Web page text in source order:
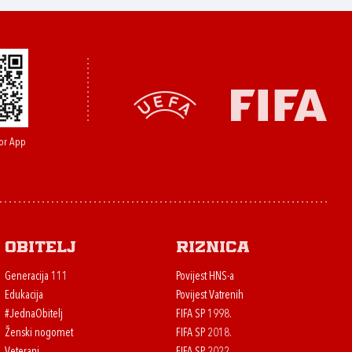
App
Obitelj
Generacija 111
Edukacija
#JednaObitelj
Ženski nogomet
Riznica
Povijest HNS-a
Povijest Vatrenih
FIFA SP 1998.
FIFA SP 2018.